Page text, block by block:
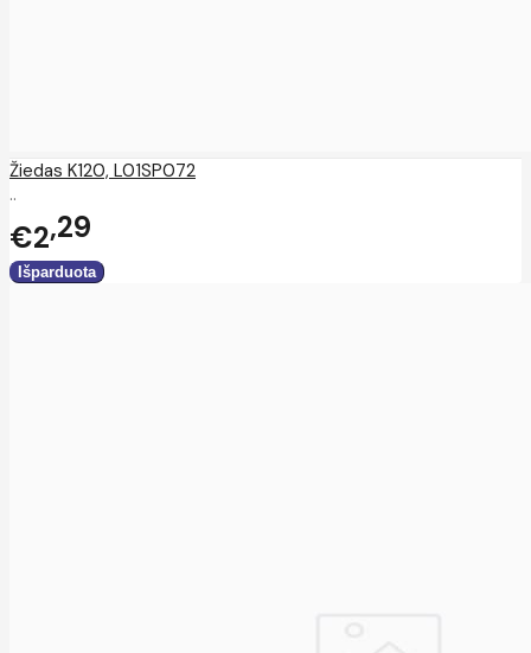
Žiedas K120, L01SP072
..
€2 29